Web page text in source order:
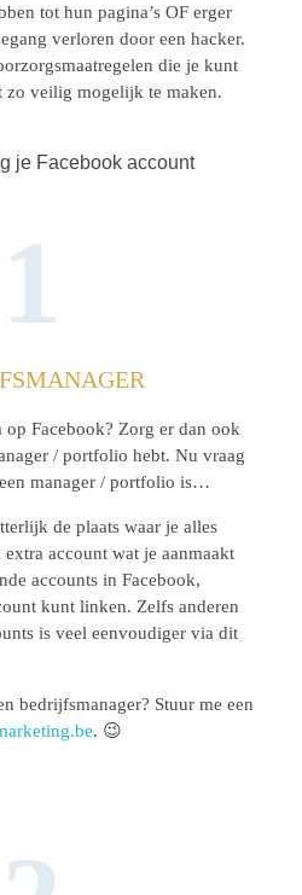
tot hun pagina’s OF erger
verloren door een hacker.
die je kunt
zo veilig mogelijk te maken.
1
Facebook? Zorg er dan ook
/ portfolio hebt. Nu vraag
manager / portfolio is…
de plaats waar je alles
account wat je aanmaakt
accounts in Facebook,
kunt linken. Zelfs anderen
is veel eenvoudiger via dit
bedrijfsmanager? Stuur me een
. 😉